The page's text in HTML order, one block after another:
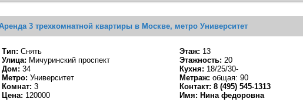
3 трехкомнатной квартиры в Москве, метро Университет
Тип: Снять
Улица: Мичуринский проспект
Дом: 34
Метро: Университет
Комнат: 3
Цена: 120000
Этаж: 13
Этажность: 20
Кухня: 18/25/30-
Метраж: общая: 90
Контакт: 8 (495) 545-1313
Имя: Нина федоровна